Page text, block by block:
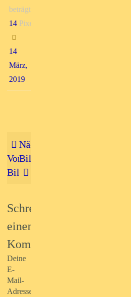
beträgt
14 Pixel
14
März,
2019
Vorheriges
Bild
Nächstes
Bild
Schreibe
einen
Kommentar
Deine
E-
Mail-
Adresse